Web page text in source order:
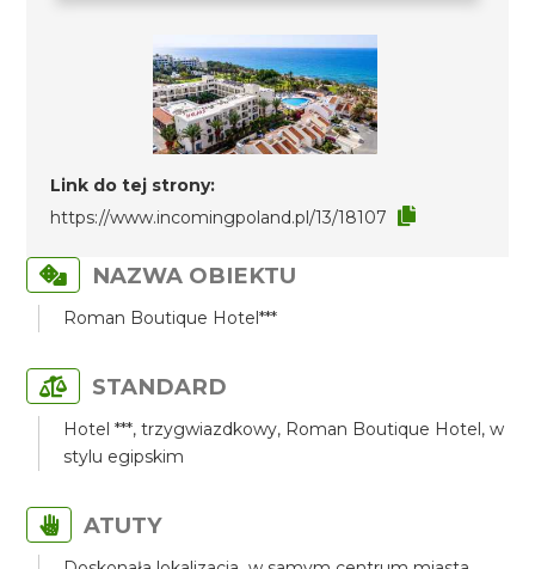
Link do tej strony:
https://www.incomingpoland.pl/13/18107
NAZWA OBIEKTU
Roman Boutique Hotel***
STANDARD
Hotel ***, trzygwiazdkowy, Roman Boutique Hotel, w
stylu egipskim
ATUTY